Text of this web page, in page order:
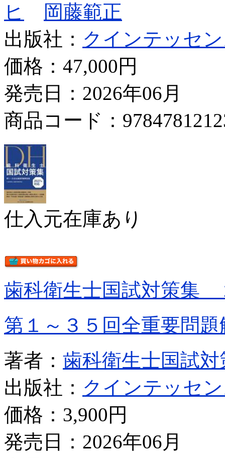
ヒ
岡藤範正
出版社： クインテッセ
価格： 47,000円
発売日：2026年06月
商品コード：
仕入元在庫あり
歯科衛生士国試対策集
第１～３５回全重要問題
著者： 歯科衛生士国試
出版社： クインテッセ
価格： 3,900円
発売日：2026年06月